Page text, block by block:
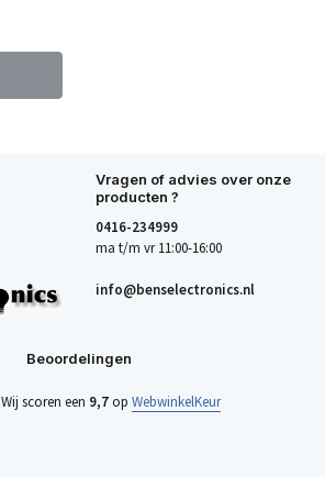
Vragen of advies over onze
producten ?
0416-234999
ma t/m vr 11:00-16:00
info@benselectronics.nl
Beoordelingen
Wij scoren een 9,7op WebwinkelKeur